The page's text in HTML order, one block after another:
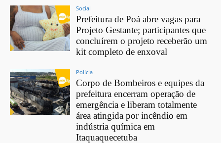
Social
Prefeitura de Poá abre vagas para
Projeto Gestante; participantes que
concluírem o projeto receberão um
kit completo de enxoval
Polícia
Corpo de Bombeiros e equipes da
prefeitura encerram operação de
emergência e liberam totalmente
área atingida por incêndio em
indústria química em
Itaquaquecetuba